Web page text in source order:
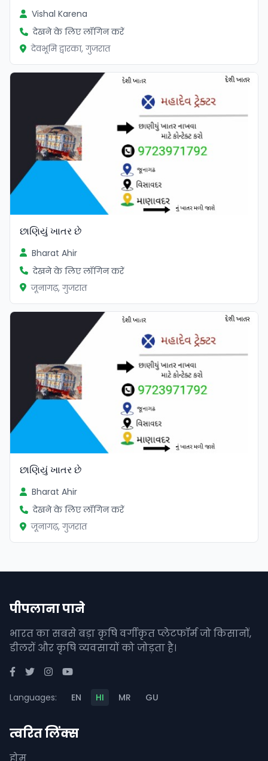
Vishal Karena
देखने के लिए लॉगिन करें
देवभूमि द्वारका, गुजरात
છાણિયું ખાતર છે
Bharat Ahir
देखने के लिए लॉगिन करें
जूनागढ़, गुजरात
છાણિયું ખાતર છે
Bharat Ahir
देखने के लिए लॉगिन करें
जूनागढ़, गुजरात
पीपलाना पाने
भारत का सबसे बड़ा कृषि वर्गीकृत प्लेटफॉर्म जो किसानों,
डीलरों और कृषि व्यवसायों को जोड़ता है।
Languages: EN HI MR GU
त्वरित लिंक्स